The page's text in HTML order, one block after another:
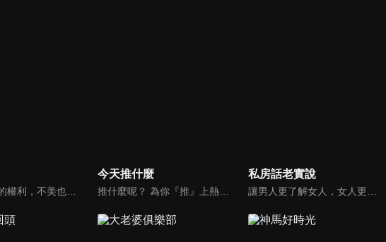
美麗是女人的權利，不美也很難！變美不再是夢想，女王們讓我們成為最懂你的人！主持人曾國城帶領美人圈達人還有億萬美妝部落客們齊聚一堂，讓妳輕鬆變美麗！
今天推什麼 私房話老實說